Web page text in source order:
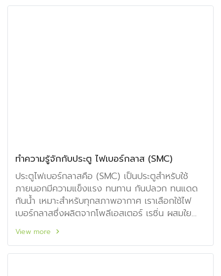
ทำความรู้จักกับประตู ไฟเบอร์กลาส (SMC)
ประตูไฟเบอร์กลาสคือ (SMC) เป็นประตูสำหรับใช้
ภายนอกมีความแข็งแรง ทนทาน กันปลวก ทนแดด
กันน้ำ เหมาะสำหรับทุกสภาพอากาศ เราเลือกใช้ไฟ
เบอร์กลาสซึ่งผลิตจากโพลีเอสเตอร์ เรซิ่น ผสมใย
แก้ว ปั๊มขึ้นรูปตามแบบมาตรฐานอุตสาหกรรม ประตู
ไฟเบอร์กลาส โครงสร้างภายนอกประกอบด้วย
White PVC สามารถปรับไสโดยรอบได้ข้างละ 5มม.
View more